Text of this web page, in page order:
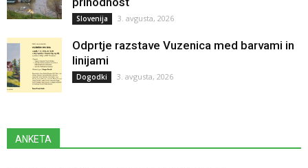
Slovenija 3. avgusta, 2026
Odprtje razstave Vuzenica med barvami in
linijami
Dogodki 3. avgusta, 2026
ANKETA